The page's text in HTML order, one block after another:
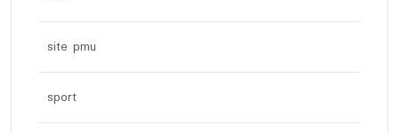
site pmu
sport